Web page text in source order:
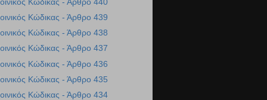
Κώδικας - Άρθρο 440
Κώδικας - Άρθρο 439
Κώδικας - Άρθρο 438
Κώδικας - Άρθρο 437
Κώδικας - Άρθρο 436
Κώδικας - Άρθρο 435
Κώδικας - Άρθρο 434